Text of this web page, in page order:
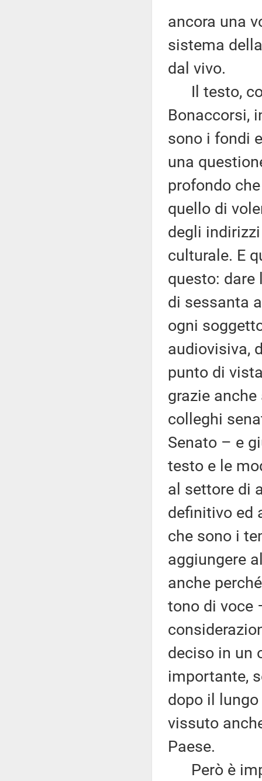
ancora una
sistema
dal vivo.
Il testo,
Bonaccorsi,
sono i fondi
una
profondo
quello di
degli
culturale. E
questo: dare
di sessanta
ogni
audiovisiva,
punto di
grazie
colleghi
Senato – e
testo e le
al settore di
definitivo ed
che sono i
aggiungere
anche
tono di voce
deciso in un
importante,
dopo il
vissuto
Paese.
Però è